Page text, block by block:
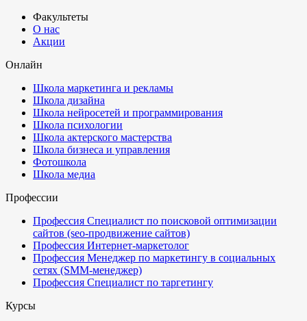
Факультеты
О нас
Акции
Онлайн
Школа маркетинга и рекламы
Школа дизайна
Школа нейросетей и программирования
Школа психологии
Школа актерского мастерства
Школа бизнеса и управления
Фотошкола
Школа медиа
Профессии
Профессия Специалист по поисковой оптимизации
сайтов (seo-продвижение сайтов)
Профессия Интернет-маркетолог
Профессия Менеджер по маркетингу в социальных
сетях (SMM-менеджер)
Профессия Специалист по таргетингу
Курсы